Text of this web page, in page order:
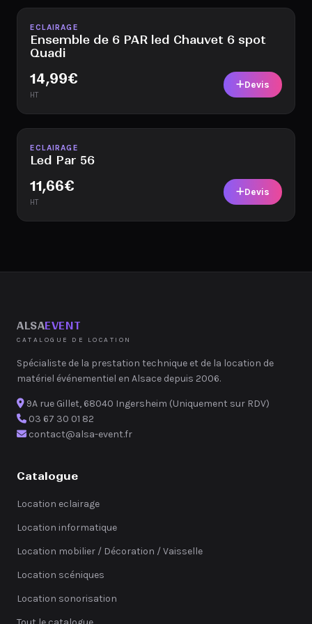
Disponible
ECLAIRAGE
Ensemble de 6 PAR led Chauvet 6 spot
Quadi
14,99€
HT
Devis
Disponible
ECLAIRAGE
Led Par 56
11,66€
HT
Devis
ALSAEVENT
CATALOGUE DE LOCATION
Spécialiste de la prestation technique et de la location de
matériel événementiel en Alsace depuis 2006.
9A rue Gillet, 68040 Ingersheim (Uniquement sur RDV)
03 67 30 01 82
contact@alsa-event.fr
Catalogue
Location eclairage
Location informatique
Location mobilier / Décoration / Vaisselle
Location scéniques
Location sonorisation